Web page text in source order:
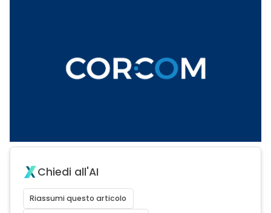
Chiedi all'AI
Riassumi questo articolo